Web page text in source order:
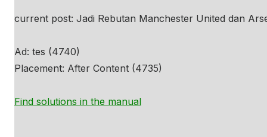
current post: Jadi Rebutan Manchester United dan
Ad: tes (4740)
Placement: After Content (4735)
Find solutions in the manual